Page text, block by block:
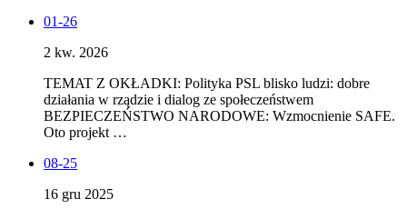
01-26
2 kw. 2026
TEMAT Z OKŁADKI: Polityka PSL blisko ludzi: dobre
działania w rządzie i dialog ze społeczeństwem
BEZPIECZEŃSTWO NARODOWE: Wzmocnienie SAFE.
Oto projekt …
08-25
16 gru 2025